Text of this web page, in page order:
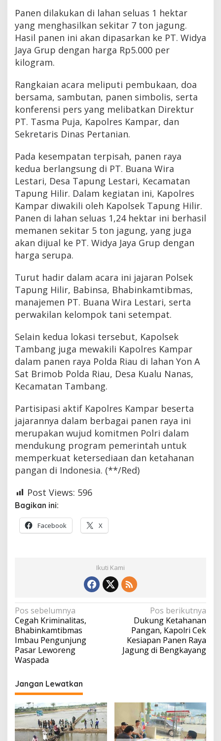
Panen dilakukan di lahan seluas 1 hektar
yang menghasilkan sekitar 7 ton jagung.
Hasil panen ini akan dipasarkan ke PT. Widya
Jaya Grup dengan harga Rp5.000 per
kilogram.
Rangkaian acara meliputi pembukaan, doa
bersama, sambutan, panen simbolis, serta
konferensi pers yang melibatkan Direktur
PT. Tasma Puja, Kapolres Kampar, dan
Sekretaris Dinas Pertanian.
Pada kesempatan terpisah, panen raya
kedua berlangsung di PT. Buana Wira
Lestari, Desa Tapung Lestari, Kecamatan
Tapung Hilir. Dalam kegiatan ini, Kapolres
Kampar diwakili oleh Kapolsek Tapung Hilir.
Panen di lahan seluas 1,24 hektar ini berhasil
memanen sekitar 5 ton jagung, yang juga
akan dijual ke PT. Widya Jaya Grup dengan
harga serupa.
Turut hadir dalam acara ini jajaran Polsek
Tapung Hilir, Babinsa, Bhabinkamtibmas,
manajemen PT. Buana Wira Lestari, serta
perwakilan kelompok tani setempat.
Selain kedua lokasi tersebut, Kapolsek
Tambang juga mewakili Kapolres Kampar
dalam panen raya Polda Riau di lahan Yon A
Sat Brimob Polda Riau, Desa Kualu Nanas,
Kecamatan Tambang.
Partisipasi aktif Kapolres Kampar beserta
jajarannya dalam berbagai panen raya ini
merupakan wujud komitmen Polri dalam
mendukung program pemerintah untuk
memperkuat ketersediaan dan ketahanan
pangan di Indonesia. (**/Red)
Post Views: 596
Bagikan ini:
Facebook X
Ikuti Kami
Navigasi
pos
Pos sebelumnya
Cegah Kriminalitas,
Bhabinkamtibmas
Imbau Pengunjung
Pasar Leworeng
Waspada
Pos berikutnya
Dukung Ketahanan
Pangan, Kapolri Cek
Kesiapan Panen Raya
Jagung di Bengkayang
Jangan Lewatkan